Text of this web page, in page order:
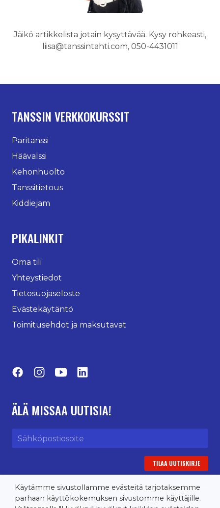
Jäikö artikkelista jotain kysyttävää. Kysy rohkeasti,
liisa@tanssintahti.com, 050-4431011
TANSSIN VERKKOKURSSIT
Paritanssi
Häävalssi
Kehonhuolto
Tanssitietous
Kiddiejam
PIKALINKIT
Oma tili
Yhteystiedot
Tietosuojaseloste
Evästekäytäntö
Toimitusehdot ja maksutavat
FacebookInstagramYouTube
ÄLÄ MISSAA UUTISIA!
Sähköpostiosoite
Käytämme sivustollamme evästeitä tarjotaksemme
parhaan käyttökokemuksen sivustomme käyttäjille.